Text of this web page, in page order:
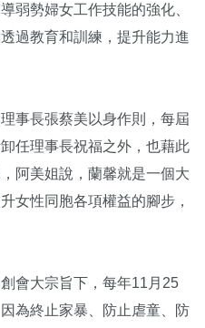
弱勢婦女工作技能的強化、
過教育和訓練，提升能力進
事長張蔡美以身作則，每屆
任理事長祝福之外，也藉此
阿美姐說，蘭馨就是一個大
女性同胞各項權益的腳步，
會大宗旨下，每年11月25
為終止家暴、防止虐童、防